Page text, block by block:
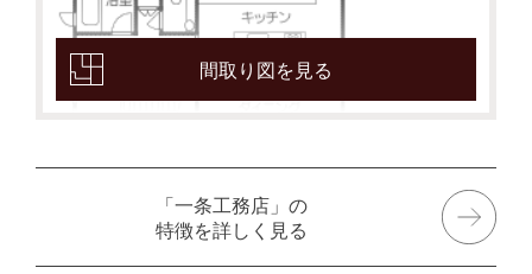
間取り図を見る
「一条工務店」の
特徴を詳しく見る